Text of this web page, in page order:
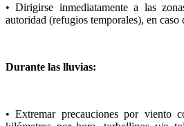
• Dirigirse inmediatamente a las
autoridad (refugios temporales), en caso
Durante las lluvias:
• Extremar precauciones por viento